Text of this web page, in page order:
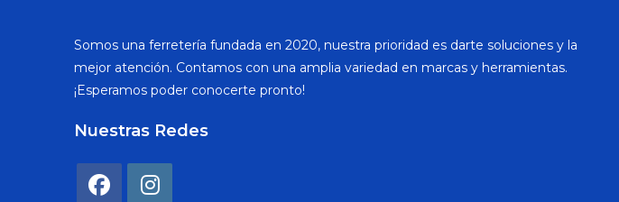
Somos una ferretería fundada en 2020, nuestra prioridad es darte soluciones y la
mejor atención. Contamos con una amplia variedad en marcas y herramientas.
¡Esperamos poder conocerte pronto!
Nuestras Redes